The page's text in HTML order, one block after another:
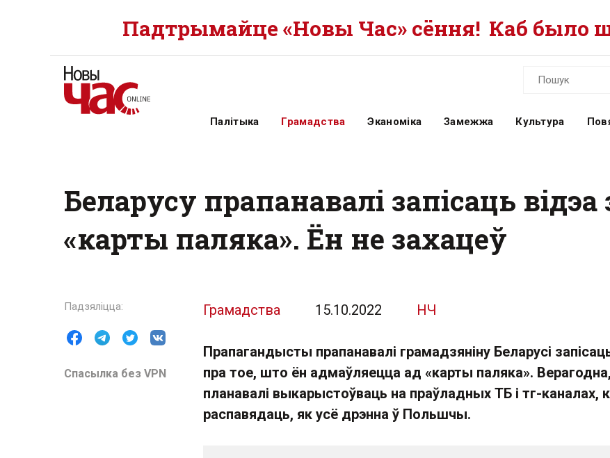
Падтрымайце «Новы Час» сёння! Каб было
Палітыка Грамадства Эканоміка Замежжа Культура
Беларусу прапанавалі запісаць
«карты паляка». Ён не захацеў
Спасылка без VPN
Грамадства 15.10.2022 НЧ
Прапагандысты прапанавалі грамадзяніну Беларусі
пра тое, што ён адмаўляецца ад «карты паляка».
планавалі выкарыстоўваць на праўладных ТБ і тг-каналах,
распавядаць, як усё дрэнна ў Польшчы.